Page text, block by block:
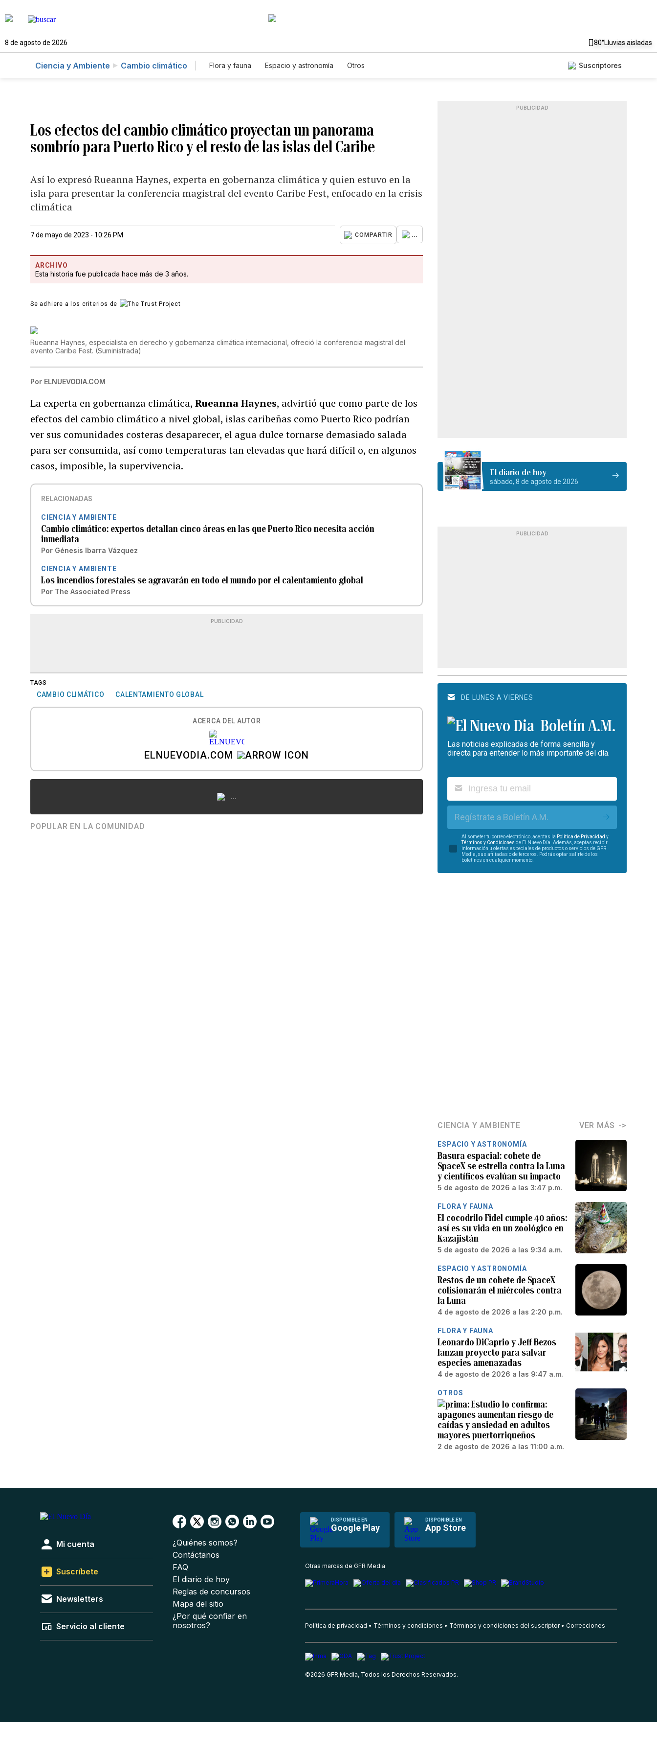
8 de agosto de 2026 80°Lluvias aisladas
Ciencia y Ambiente Cambio climático Flora y fauna Espacio y astronomía Otros Suscriptores
Los efectos del cambio climático proyectan un panorama
sombrío para Puerto Rico y el resto de las islas del Caribe
Así lo expresó Rueanna Haynes, experta en gobernanza climática y quien estuvo en la
isla para presentar la conferencia magistral del evento Caribe Fest, enfocado en la crisis
climática
7 de mayo de 2023 - 10:26 PM COMPARTIR ...
ARCHIVO
Esta historia fue publicada hace más de 3 años.
Se adhiere a los criterios de
Rueanna Haynes, especialista en derecho y gobernanza climática internacional, ofreció la conferencia magistral del
evento Caribe Fest. (Suministrada)
Por ELNUEVODIA.COM
La experta en gobernanza climática,Rueanna Haynes, advirtió que como parte de los
efectos del cambio climático a nivel global, islas caribeñas como Puerto Rico podrían
ver sus comunidades costeras desaparecer, el agua dulce tornarse demasiado salada
para ser consumida, así como temperaturas tan elevadas que hará difícil o, en algunos
casos, imposible, la supervivencia.
RELACIONADAS
CIENCIA Y AMBIENTE
Cambio climático: expertos detallan cinco áreas en las que Puerto Rico necesita acción
inmediata
Por Génesis Ibarra Vázquez
CIENCIA Y AMBIENTE
Los incendios forestales se agravarán en todo el mundo por el calentamiento global
Por The Associated Press
PUBLICIDAD
TAGS
CAMBIO CLIMÁTICO CALENTAMIENTO GLOBAL
ACERCA DEL AUTOR
ELNUEVODIA.COM
...
POPULAR EN LA COMUNIDAD
PUBLICIDAD
El diario de hoy
sábado, 8 de agosto de 2026
PUBLICIDAD
DE LUNES A VIERNES
Boletín A.M.
Las noticias explicadas de forma sencilla y
directa para entender lo más importante del día.
Regístrate a Boletín A.M.
Al someter tu correo electrónico, aceptas la Política de Privacidad y
Términos y Condiciones de El Nuevo Día. Además, aceptas recibir
información u ofertas especiales de productos o servicios de GFR
Media, sus afiliadas o de terceros. Podrás optar salirte de los
boletines en cualquier momento.
CIENCIA Y AMBIENTE VER MÁS
ESPACIO Y ASTRONOMÍA
Basura espacial: cohete de
SpaceX se estrella contra la Luna
y científicos evalúan su impacto
5 de agosto de 2026 a las 3:47 p.m.
FLORA Y FAUNA
El cocodrilo Fidel cumple 40 años:
así es su vida en un zoológico en
Kazajistán
5 de agosto de 2026 a las 9:34 a.m.
ESPACIO Y ASTRONOMÍA
Restos de un cohete de SpaceX
colisionarán el miércoles contra
la Luna
4 de agosto de 2026 a las 2:20 p.m.
FLORA Y FAUNA
Leonardo DiCaprio y Jeff Bezos
lanzan proyecto para salvar
especies amenazadas
4 de agosto de 2026 a las 9:47 a.m.
OTROS
Estudio lo confirma:
apagones aumentan riesgo de
caídas y ansiedad en adultos
mayores puertorriqueños
2 de agosto de 2026 a las 11:00 a.m.
DISPONIBLE EN
Google Play
DISPONIBLE EN
App Store
Mi cuenta
Suscríbete
Newsletters
Servicio al cliente
¿Quiénes somos?
Contáctanos
FAQ
El diario de hoy
Reglas de concursos
Mapa del sitio
¿Por qué confiar en
nosotros?
Otras marcas de GFR Media
Política de privacidad Términos y condiciones Términos y condiciones del suscriptor Correcciones
©2026 GFR Media, Todos los Derechos Reservados.